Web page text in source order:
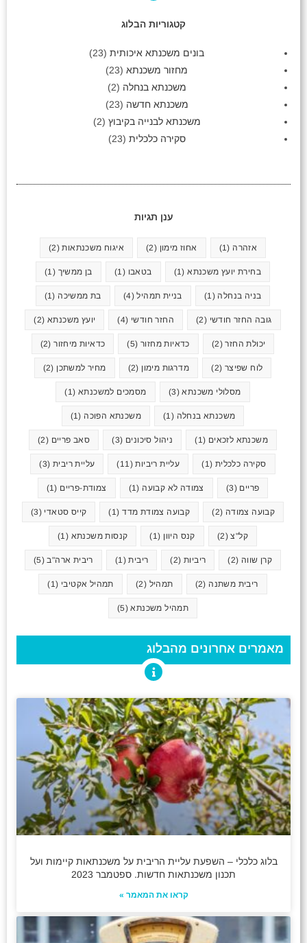
קטגוריות הבלוג
בונים משכנתא איכותית (23)
מחזור משכנתא (23)
משכנתא בנחלה (2)
משכנתא חדשה (23)
משכנתא לבנייה בקיבוץ (2)
סקירה כלכלית (23)
ענן תגיות
אזהרה (1) אחוז מימון (2) איגוח משכנתאות(2)
בחירת יועץ משכנתא(1) בטאבו (1) בן ממשיך (1)
בניה בנחלה (1) בניית תמהיל(4) בת ממשיכה (1)
גובה החזר חודשי (2) החזר חודשי (4) יועץ משכנתא (2)
יכולת החזר(2) כדאיות מחזור (5) כדאיות מיחזור(2)
לוח שפיצר (2) מדרגות מימון (2) מחיר למשתכן (2)
מסלולי משכנתא(3) מסמכים למשכנתא(1)
משכנתא בנחלה (1) משכנתא הפוכה (1)
משכנתא לזכאים (1) ניהול סיכונים (3) סאב פריים (2)
סקירה כלכלית (1) עליית ריביות(11) עליית ריבית (3)
פריים (3) צמודה לא קבועה (1) צמודת-פריים (1)
קבועה צמודה (2) קבועה צמודת מדד(1) קייס סטאדי (3)
קל"צ(2) קנס היוון (1) קנסות משכנתא (1)
קרן שווה (2) ריביות(2) ריבית(1) ריבית ארה"ב(5)
ריבית משתנה (2) תמהיל (2) תמהיל אקטיבי (1)
תמהיל משכנתא(5)
מאמרים אחרונים מהבלוג
בלוג כלכלי – השפעת עליית הריבית על משכנתאות קיימות ועל
תכנון משכנתאות חדשות. ספטמבר 2023
קראו את המאמר »